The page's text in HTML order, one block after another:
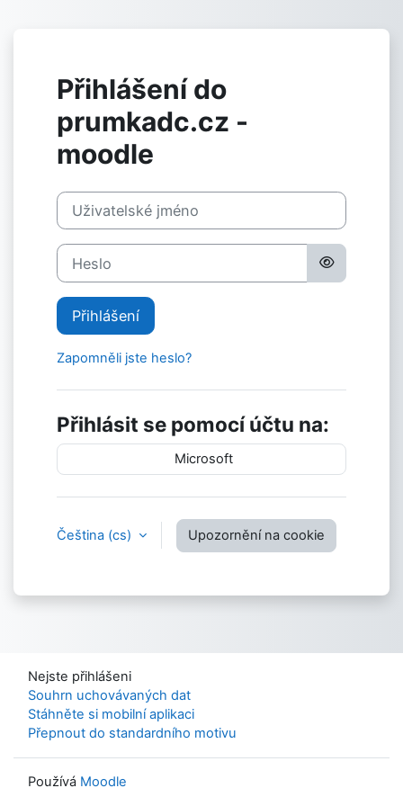
Přihlášení do
prumkadc.cz -
moodle
Uživatelské jméno
Heslo
Přihlášení
Zapomněli jste heslo?
Přihlásit se pomocí účtu na:
Microsoft
Čeština ‎(cs)‎ Upozornění na cookie
Nejste přihlášeni
Souhrn uchovávaných dat
Stáhněte si mobilní aplikaci
Přepnout do standardního motivu
Používá Moodle